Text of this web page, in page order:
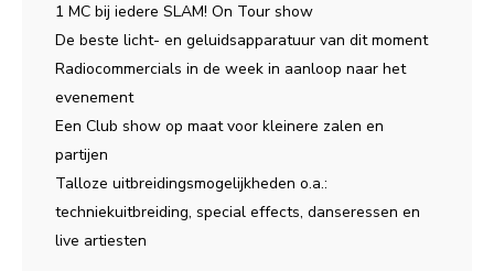
1 MC bij iedere SLAM! On Tour show
De beste licht- en geluidsapparatuur van dit moment
Radiocommercials in de week in aanloop naar het
evenement
Een Club show op maat voor kleinere zalen en
partijen
Talloze uitbreidingsmogelijkheden o.a.:
techniekuitbreiding, special effects, danseressen en
live artiesten